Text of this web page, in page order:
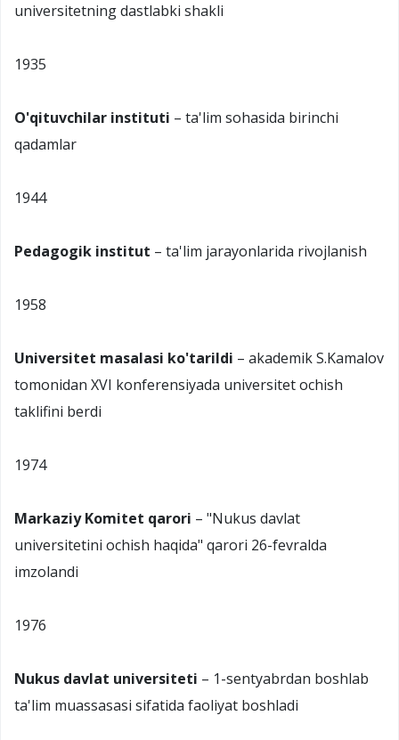
universitetning dastlabki shakli
1935
O'qituvchilar instituti – ta'lim sohasida birinchi
qadamlar
1944
Pedagogik institut – ta'lim jarayonlarida rivojlanish
1958
Universitet masalasi ko'tarildi – akademik S.Kamalov
tomonidan XVI konferensiyada universitet ochish
taklifini berdi
1974
Markaziy Komitet qarori – "Nukus davlat
universitetini ochish haqida" qarori 26-fevralda
imzolandi
1976
Nukus davlat universiteti – 1-sentyabrdan boshlab
ta'lim muassasasi sifatida faoliyat boshladi